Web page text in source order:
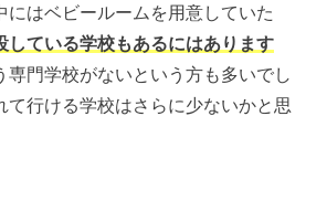
にはベビールームを用意していた
している学校もあるにはあります
専門学校がないという方も多いでし
て行ける学校はさらに少ないかと思